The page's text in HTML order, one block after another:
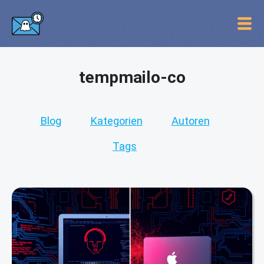
tempmailo-co
Blog Kategorien Autoren
Tags